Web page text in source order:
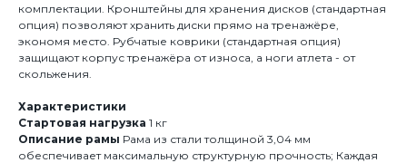
комплектации. Кронштейны для хранения дисков (стандартная
опция) позволяют хранить диски прямо на тренажёре,
экономя место. Рубчатые коврики (стандартная опция)
защищают корпус тренажёра от износа, а ноги атлета - от
скольжения.
Характеристики
Стартовая нагрузка 1 кг
Описание рамы Рама из стали толщиной 3,04 мм
обеспечивает максимальную структурную прочность; Каждая